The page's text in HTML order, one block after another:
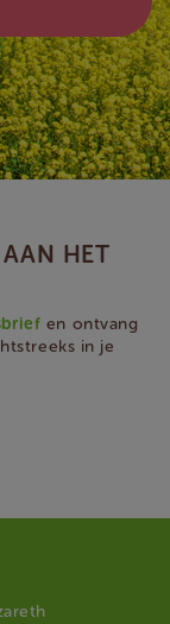
HET
en ontvang
in je